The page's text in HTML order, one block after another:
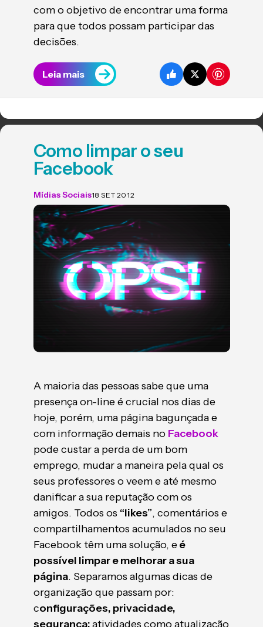
com o objetivo de encontrar uma forma
para que todos possam participar das
decisões.
Leia mais
Como limpar o seu
Facebook
Mídias Sociais18 SET 2012
A maioria das pessoas sabe que uma
presença on-line é crucial nos dias de
hoje, porém, uma página bagunçada e
com informação demais no Facebook
pode custar a perda de um bom
emprego, mudar a maneira pela qual os
seus professores o veem e até mesmo
danificar a sua reputação com os
amigos. Todos os “likes”, comentários e
compartilhamentos acumulados no seu
Facebook têm uma solução, eé
possível limpar e melhorar a sua
página. Separamos algumas dicas de
organização que passam por:
configurações, privacidade,
segurança;atividades como atualização